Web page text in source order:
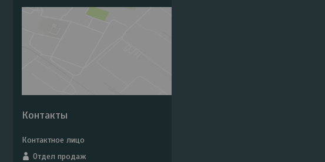
Контакты
Отдел продаж